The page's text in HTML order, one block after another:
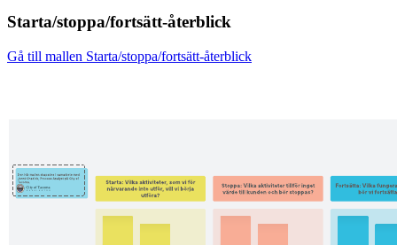
Starta/stoppa/fortsätt-återblick
Gå till mallen Starta/stoppa/fortsätt-återblick